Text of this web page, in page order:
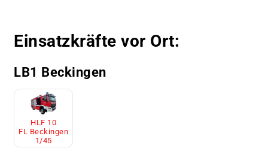
Einsatzkräfte vor Ort:
LB1 Beckingen
HLF 10
FL Beckingen
1/45